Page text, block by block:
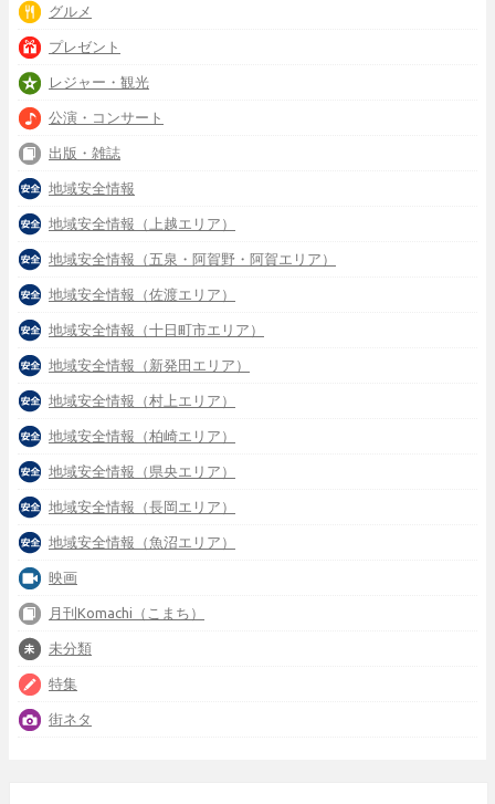
グルメ
プレゼント
レジャー・観光
公演・コンサート
出版・雑誌
地域安全情報
地域安全情報（上越エリア）
地域安全情報（五泉・阿賀野・阿賀エリア）
地域安全情報（佐渡エリア）
地域安全情報（十日町市エリア）
地域安全情報（新発田エリア）
地域安全情報（村上エリア）
地域安全情報（柏崎エリア）
地域安全情報（県央エリア）
地域安全情報（長岡エリア）
地域安全情報（魚沼エリア）
映画
月刊Komachi（こまち）
未分類
特集
街ネタ